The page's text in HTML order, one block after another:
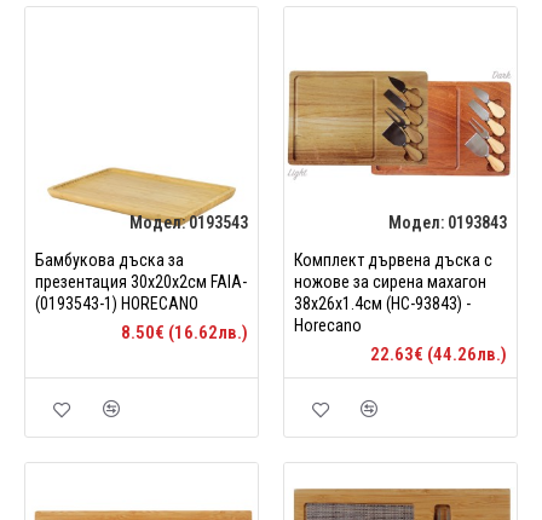
Модел:0193543
Бамбукова дъска за
презентация 30х20х2см FAIA-
(0193543-1) HORECANO
8.50€ (16.62лв.)
Модел: 0193843
Комплект дървена дъска с
ножове за сирена махагон
38x26x1.4см (HC-93843) -
Horecano
22.63€ (44.26лв.)